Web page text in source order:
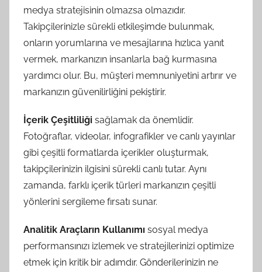
medya stratejisinin olmazsa olmazıdır.
Takipçilerinizle sürekli etkileşimde bulunmak,
onların yorumlarına ve mesajlarına hızlıca yanıt
vermek, markanızın insanlarla bağ kurmasına
yardımcı olur. Bu, müşteri memnuniyetini artırır ve
markanızın güvenilirliğini pekiştirir.
İçerik Çeşitliliği sağlamak da önemlidir.
Fotoğraflar, videolar, infografikler ve canlı yayınlar
gibi çeşitli formatlarda içerikler oluşturmak,
takipçilerinizin ilgisini sürekli canlı tutar. Aynı
zamanda, farklı içerik türleri markanızın çeşitli
yönlerini sergileme fırsatı sunar.
Analitik Araçların Kullanımı sosyal medya
performansınızı izlemek ve stratejilerinizi optimize
etmek için kritik bir adımdır. Gönderilerinizin ne